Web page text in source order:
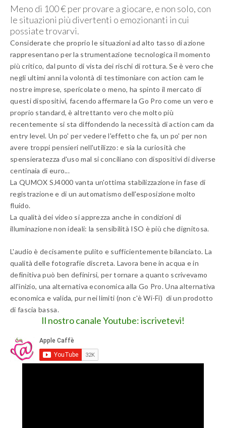
La qualità dei video si apprezza anche in condizioni di
illuminazione non ideali: la sensibilità ISO è più che dignitosa.
L'audio è decisamente pulito e sufficientemente bilanciato. La
qualità delle fotografie discreta. Lavora bene in acqua e in
definitiva può ben definirsi, per tornare a quanto scrivevamo
all'inizio, una alternativa economica alla Go Pro. Una alternativa
economica e valida, pur nei limiti (non c'è Wi-Fi) di un prodotto
di fascia bassa.
Il nostro canale Youtube: iscrivetevi!
SHARE ON
FACEBOOK
SHARE ON
TWITTER